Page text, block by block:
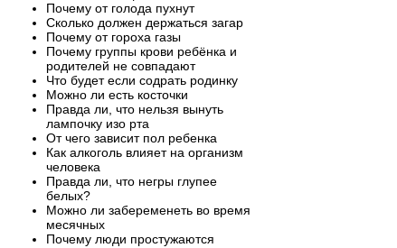
Почему от голода пухнут
Сколько должен держаться загар
Почему от гороха газы
Почему группы крови ребёнка и
родителей не совпадают
Что будет если содрать родинку
Можно ли есть косточки
Правда ли, что нельзя вынуть
лампочку изо рта
От чего зависит пол ребенка
Как алкоголь влияет на организм
человека
Правда ли, что негры глупее
белых?
Можно ли забеременеть во время
месячных
Почему люди простужаются